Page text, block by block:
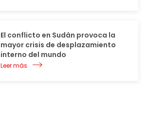
El conflicto en Sudán provoca la
mayor crisis de desplazamiento
interno del mundo
Leer más